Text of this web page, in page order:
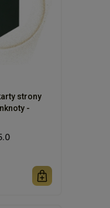
strony
-